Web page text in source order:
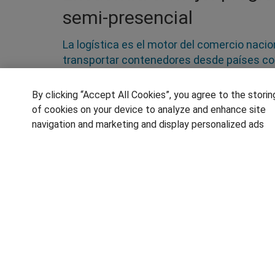
semi-presencial
La logística es el motor del comercio
transportar contenedores desde países
especializado y debidamente cualificado
de import-export, pasando por las
en Castellón/Castelló para especializarte
By clicking “Accept All Cookies”, you agree to the
of cookies on your device to analyze and enhance site
navigation and marketing and display personalized ads